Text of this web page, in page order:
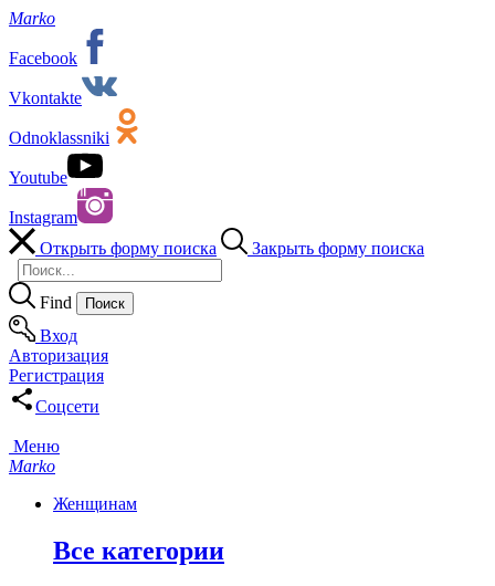
Marko
Facebook
Vkontakte
Odnoklassniki
Youtube
Instagram
Открыть форму поиска
Закрыть форму поиска
Find
Вход
Авторизация
Регистрация
Соцсети
Меню
Marko
Женщинам
Все категории